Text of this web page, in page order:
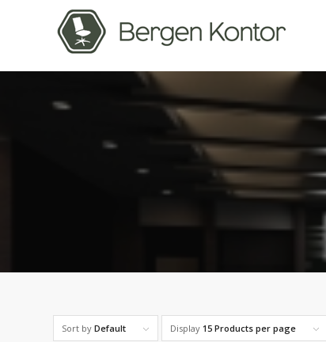
Sort by Default Display 15 Products per page